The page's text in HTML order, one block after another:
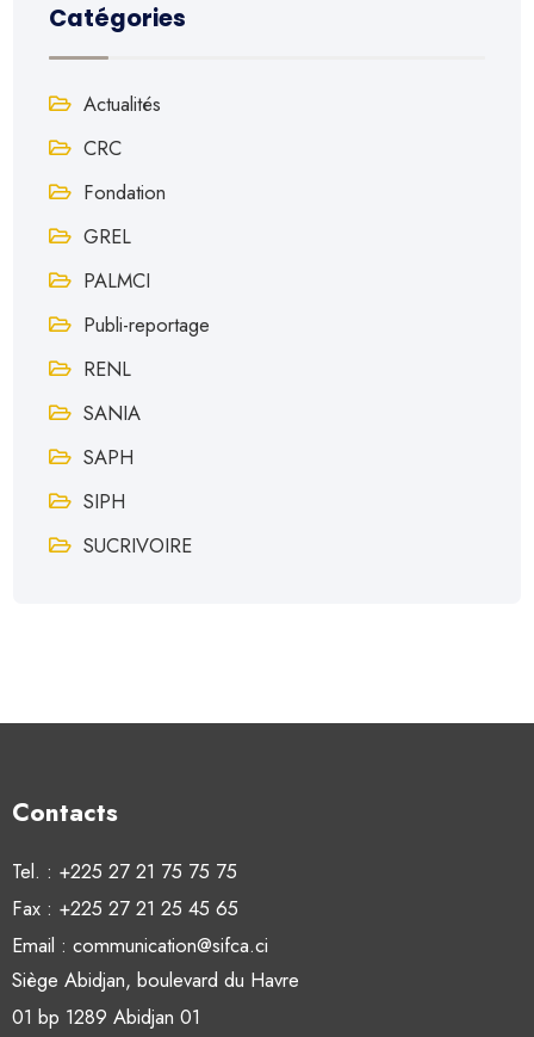
Catégories
Actualités
CRC
Fondation
GREL
PALMCI
Publi-reportage
RENL
SANIA
SAPH
SIPH
SUCRIVOIRE
Contacts
Tel. : +225 27 21 75 75 75
Fax : +225 27 21 25 45 65
Email : communication@sifca.ci
Siège Abidjan, boulevard du Havre
01 bp 1289 Abidjan 01